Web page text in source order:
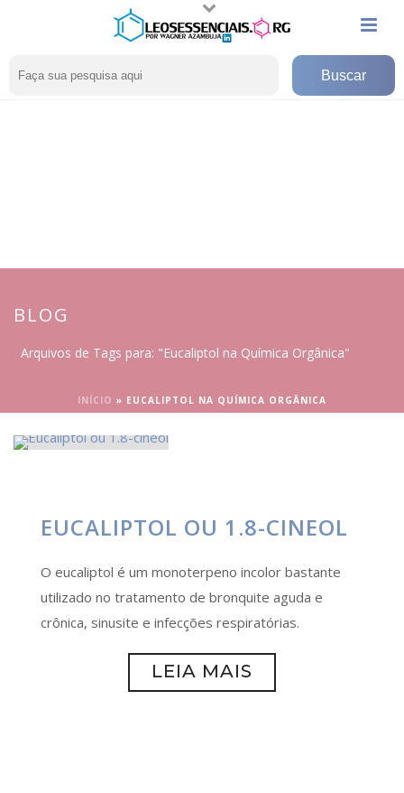
BLOG
Arquivos de Tags para: "Eucaliptol na Química Orgânica"
INÍCIO » EUCALIPTOL NA QUÍMICA ORGÂNICA
EUCALIPTOL OU 1.8-CINEOL
O eucaliptol é um monoterpeno incolor bastante
utilizado no tratamento de bronquite aguda e
crônica, sinusite e infecções respiratórias.
LEIA MAIS